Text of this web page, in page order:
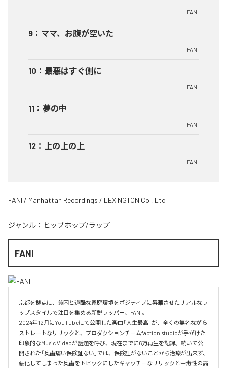
FANI
9 ： ママ、お腹が空いた
FANI
10 ： 最悪はすぐ側に
FANI
11 ： 夢の中
FANI
12 ： 上の上の上
FANI
FANI / Manhattan Recordings / LEXINGTON Co., Ltd
ジャンル： ヒップホップ/ラップ
FANI
京都を拠点に、貧困と過酷な家庭環境をポジティブに昇華させたリアルなラ
ップスタイルで注目を集める新鋭ラッパー、FANI。
2024年12月にYouTubeにて公開した楽曲「人生最高」が、全くの無名ながら
ストレートなリリックと、プロダクションチームfaction studioが手がけた
印象的なMusic Videoが話題を呼び、現在までに6万再生を記録。続いて公
開された「奥歯痛い保険証ない」では、保険証がないことから治療が出来ず、
悪化してしまった奥歯をトピックにしたキャッチーなリリックと中毒性の高